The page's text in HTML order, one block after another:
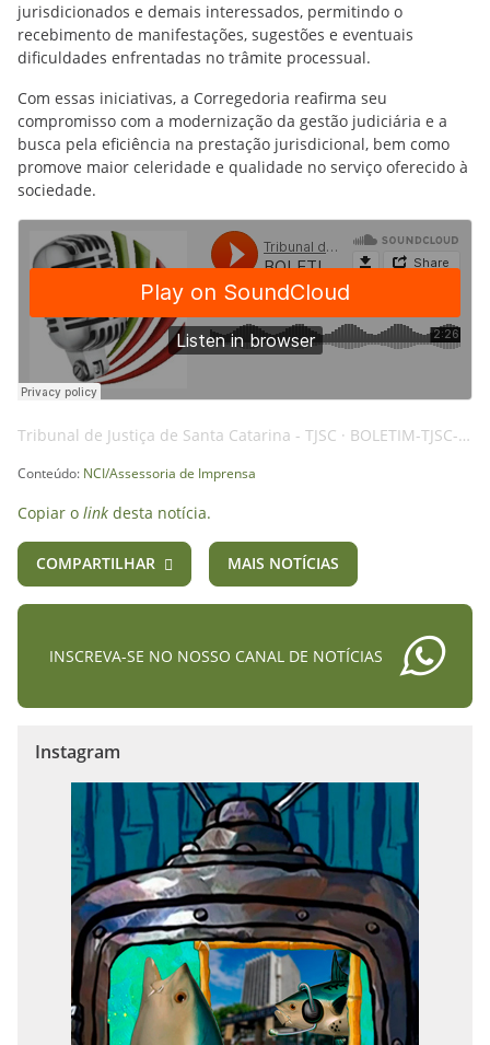
jurisdicionados e demais interessados, permitindo o
recebimento de manifestações, sugestões e eventuais
dificuldades enfrentadas no trâmite processual.
Com essas iniciativas, a Corregedoria reafirma seu
compromisso com a modernização da gestão judiciária e a
busca pela eficiência na prestação jurisdicional, bem como
promove maior celeridade e qualidade no serviço oferecido à
sociedade.
Tribunal de Justiça de Santa Catarina - TJSC · BOLETIM-TJSC-21MAR25-CORREGEDORIA-AI
Conteúdo: NCI/Assessoria de Imprensa
Copiar o link desta notícia.
COMPARTILHAR MAIS NOTÍCIAS
INSCREVA-SE NO NOSSO CANAL DE NOTÍCIAS
Instagram